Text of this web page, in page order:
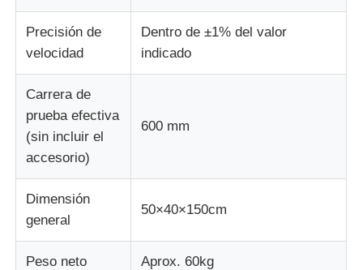
Precisión de
velocidad
Dentro de ±1% del valor
indicado
Carrera de
prueba efectiva
(sin incluir el
accesorio)
600 mm
Dimensión
general
50×40×150cm
Peso neto Aprox. 60kg